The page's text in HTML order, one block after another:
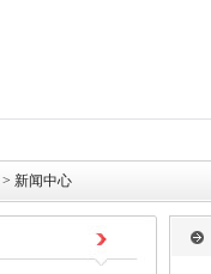
> 新闻中心